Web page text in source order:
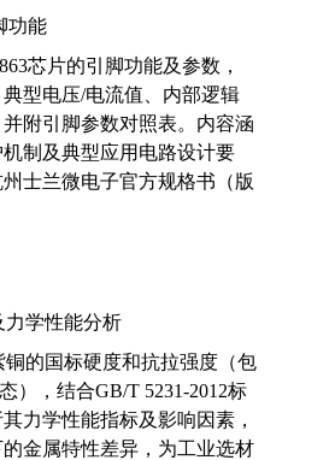
功能
芯片的引脚功能及参数，
型电压/电流值、内部逻辑
附引脚参数对照表。内容涵
制及典型应用电路设计要
士兰微电子官方规格书（版
力学性能分析
的国标硬度和抗拉强度（包
），结合GB/T 5231-2012标
力学性能指标及影响因素，
金属特性差异，为工业选材